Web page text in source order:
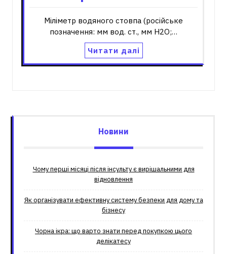
Міліметр водяного стовпа (російське
позначення: мм вод. ст., мм H2O;…
Читати далі
Новини
Чому перші місяці після інсульту є вирішальними для
відновлення
Як організувати ефективну систему безпеки для дому та
бізнесу
Чорна ікра: що варто знати перед покупкою цього
делікатесу